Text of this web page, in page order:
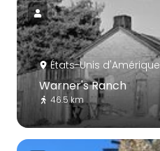
États-Unis d'Amérique
Warner's Ranch
46.5 km